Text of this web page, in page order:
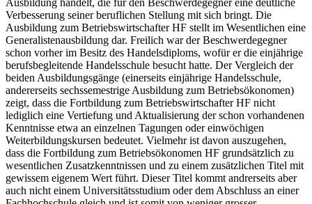
Ausbildung handelt, die für den Beschwerdegegner eine deutliche
Verbesserung seiner beruflichen Stellung mit sich bringt. Die
Ausbildung zum Betriebswirtschafter HF stellt im Wesentlichen eine
Generalistenausbildung dar. Freilich war der Beschwerdegegner
schon vorher im Besitz des Handelsdiploms, wofür er die einjährige
berufsbegleitende Handelsschule besucht hatte. Der Vergleich der
beiden Ausbildungsgänge (einerseits einjährige Handelsschule,
andererseits sechssemestrige Ausbildung zum Betriebsökonomen)
zeigt, dass die Fortbildung zum Betriebswirtschafter HF nicht
lediglich eine Vertiefung und Aktualisierung der schon vorhandenen
Kenntnisse etwa an einzelnen Tagungen oder einwöchigen
Weiterbildungskursen bedeutet. Vielmehr ist davon auszugehen,
dass die Fortbildung zum Betriebsökonomen HF grundsätzlich zu
wesentlichen Zusatzkenntnissen und zu einem zusätzlichen Titel mit
gewissem eigenem Wert führt. Dieser Titel kommt andrerseits aber
auch nicht einem Universitätsstudium oder dem Abschluss an einer